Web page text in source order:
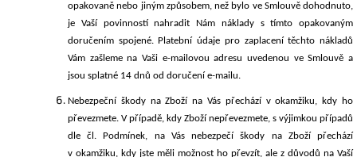
opakovaně nebo jiným způsobem, než bylo ve Smlouvě dohodnuto,
je Vaší povinností nahradit Nám náklady s tímto opakovaným
doručením spojené. Platební údaje pro zaplacení těchto nákladů
Vám zašleme na Vaši e-mailovou adresu uvedenou ve Smlouvě a
jsou splatné 14 dnů od doručení e-mailu.
Nebezpeční škody na Zboží na Vás přechází v okamžiku, kdy ho
převezmete. V případě, kdy Zboží nepřevezmete, s výjimkou případů
dle čl. Podmínek, na Vás nebezpečí škody na Zboží přechází
v okamžiku, kdy jste měli možnost ho převzít, ale z důvodů na Vaší